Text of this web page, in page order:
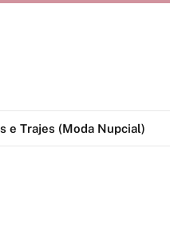
e Trajes (Moda Nupcial)